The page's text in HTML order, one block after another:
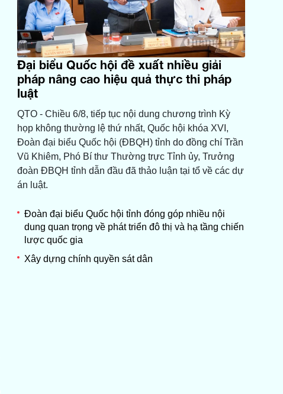
Đại biểu Quốc hội đề xuất nhiều giải
pháp nâng cao hiệu quả thực thi pháp
luật
QTO - Chiều 6/8, tiếp tục nội dung chương trình Kỳ
họp không thường lệ thứ nhất, Quốc hội khóa XVI,
Đoàn đại biểu Quốc hội (ĐBQH) tỉnh do đồng chí Trần
Vũ Khiêm, Phó Bí thư Thường trực Tỉnh ủy, Trưởng
đoàn ĐBQH tỉnh dẫn đầu đã thảo luận tại tổ về các dự
án luật.
Đoàn đại biểu Quốc hội tỉnh đóng góp nhiều nội
dung quan trọng về phát triển đô thị và hạ tầng chiến
lược quốc gia
Xây dựng chính quyền sát dân